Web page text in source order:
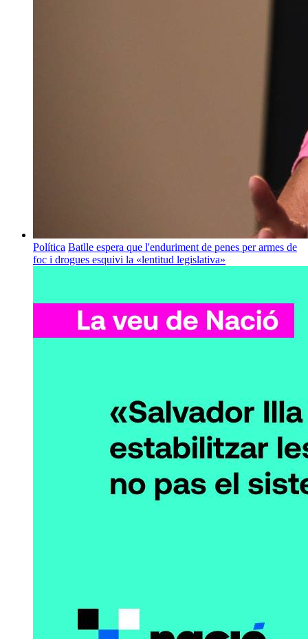
Política Batlle espera que l'enduriment de penes per armes de
foc i drogues esquivi la «lentitud legislativa»